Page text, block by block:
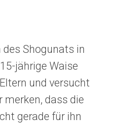
Shogunats in
jährige Waise
und versucht
merken, dass die
gerade für ihn